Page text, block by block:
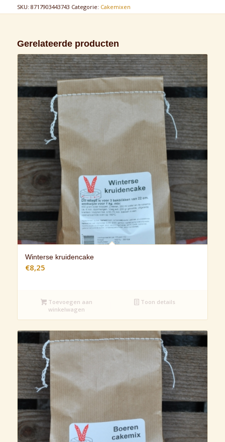
SKU: 8717903443743 Categorie: Cakemixen
Gerelateerde producten
Winterse kruidencake
€8,25
Toevoegen aan
winkelwagen
Toon details